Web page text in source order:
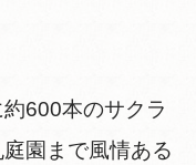
600本のサクラ
園まで風情ある